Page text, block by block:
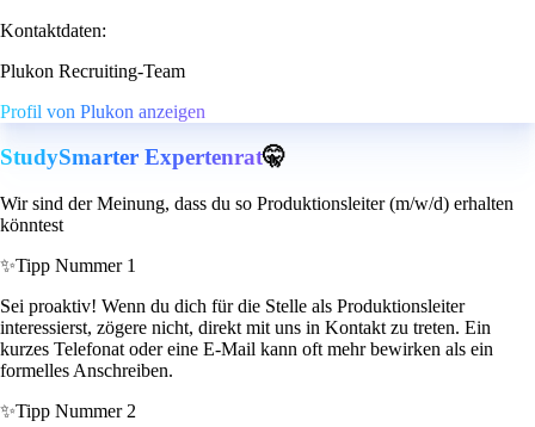
Kontaktdaten:
Plukon Recruiting-Team
Profil von Plukon anzeigen
StudySmarter Expertenrat🤫
Wir sind der Meinung, dass du so Produktionsleiter (m/w/d) erhalten
könntest
✨Tipp Nummer 1
Sei proaktiv! Wenn du dich für die Stelle als Produktionsleiter
interessierst, zögere nicht, direkt mit uns in Kontakt zu treten. Ein
kurzes Telefonat oder eine E-Mail kann oft mehr bewirken als ein
formelles Anschreiben.
✨Tipp Nummer 2